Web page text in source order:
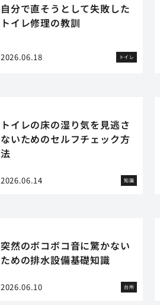
自分で直そうとして失敗した
トイレ修理の教訓
2026.06.18 トイレ
トイレの床の湿り気を見逃さ
ないためのセルフチェック方
法
2026.06.14 知識
突然のボコボコ音に驚かない
ための排水設備基礎知識
2026.06.10 台所